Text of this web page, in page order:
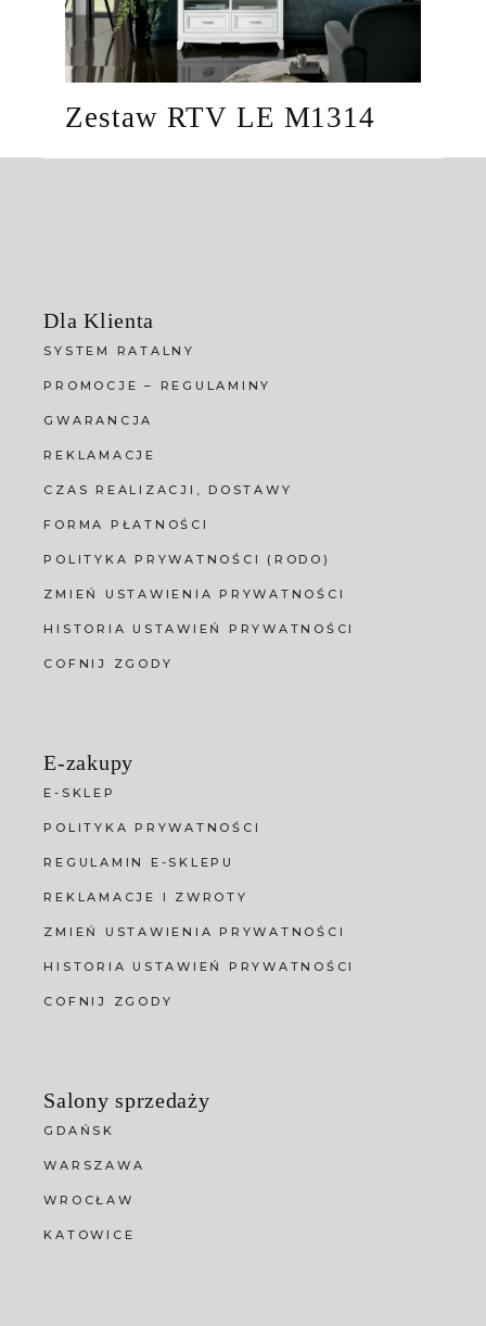
Zestaw RTV LE M1314
Dla Klienta
SYSTEM RATALNY
PROMOCJE – REGULAMINY
GWARANCJA
REKLAMACJE
CZAS REALIZACJI, DOSTAWY
FORMA PŁATNOŚCI
POLITYKA PRYWATNOŚCI (RODO)
ZMIEŃ USTAWIENIA PRYWATNOŚCI
HISTORIA USTAWIEŃ PRYWATNOŚCI
COFNIJ ZGODY
E-zakupy
E-SKLEP
POLITYKA PRYWATNOŚCI
REGULAMIN E-SKLEPU
REKLAMACJE I ZWROTY
ZMIEŃ USTAWIENIA PRYWATNOŚCI
HISTORIA USTAWIEŃ PRYWATNOŚCI
COFNIJ ZGODY
Salony sprzedaży
GDAŃSK
WARSZAWA
WROCŁAW
KATOWICE